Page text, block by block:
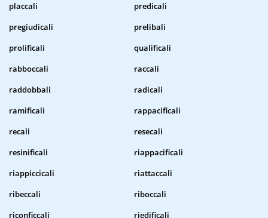
placcali
predicali
pregiudicali
prelibali
prolificali
qualificali
rabboccali
raccali
raddobbali
radicali
ramificali
rappacificali
recali
resecali
resinificali
riappacificali
riappiccicali
riattaccali
ribeccali
riboccali
riconficcali
riedificali